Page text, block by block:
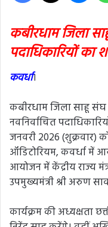
कबीरधाम जिला
पदाधिकारियों का
कवर्धा।
कबीरधाम जिला साहू
नवनिर्वाचित
जनवरी 2026 (शुक्रवार)
ऑडिटोरियम, कवर्धा में
आयोजन में केंद्रीय राज्य
उपमुख्यमंत्री श्री अरुण
कार्यक्रम की अध्यक्षता